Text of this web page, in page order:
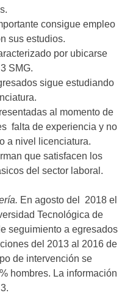
consigue empleo
sus estudios.
por ubicarse
SMG.
sigue estudiando
al momento de
falta de experiencia y no
a nivel licenciatura.
que satisfacen los
del sector laboral.
En agosto del 2018 el
Tecnológica de
seguimiento a egresados
del 2013 al 2016 de
de intervención se
hombres. La información